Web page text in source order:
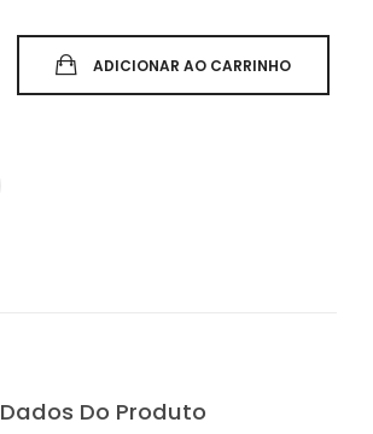
ADICIONAR AO CARRINHO
Dados Do Produto